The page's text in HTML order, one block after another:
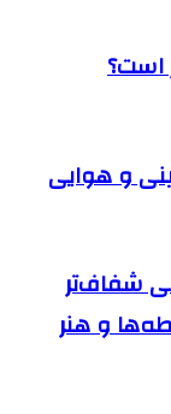
است؟
و هوایی
شفاف‌تر
و هنر